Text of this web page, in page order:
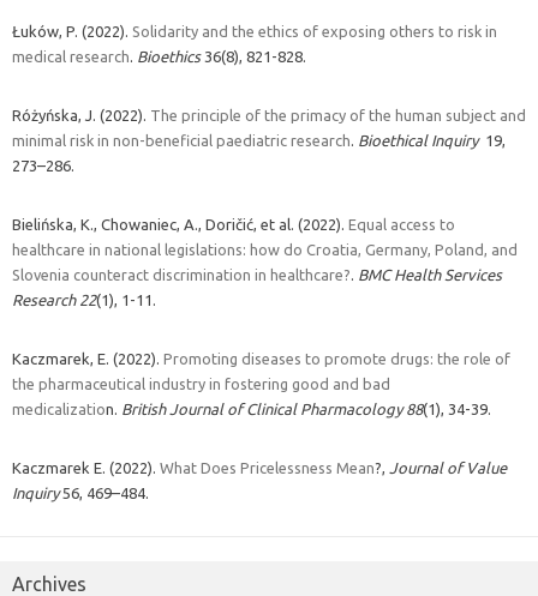
Łuków, P. (2022). Solidarity and the ethics of exposing others to risk in
medical research Bioethics36(8), 821-828.
Różyńska, J. (2022). The principle of the primacy of the human subject and
minimal risk in non-beneficial paediatric research Bioethical Inquiry 19,
273–286.
Bielińska, K., Chowaniec, A., Doričić, et al. (2022). Equal access to
healthcare in national legislations: how do Croatia, Germany, Poland, and
Slovenia counteract discrimination in healthcare? BMC Health Services
Research 22(1), 1-11.
Kaczmarek, E. (2022). Promoting diseases to promote drugs: the role of
the pharmaceutical industry in fostering good and bad
medicalization. British Journal of Clinical Pharmacology 88(1), 34-39.
Kaczmarek E. (2022). What Does Pricelessness Mean?,
Journal of Value
Inquiry56, 469–484.
Archives